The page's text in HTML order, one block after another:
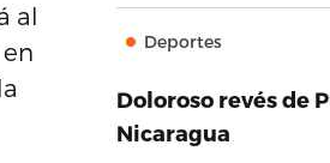
al
Deportes
Doloroso revés de
Nicaragua